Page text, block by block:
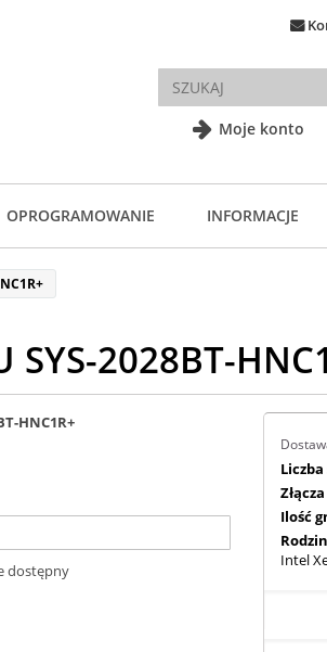
Moje konto
OPROGRAMOWANIE INFORMACJE
2028BT-
HNC1R+
dostępny
Ilość
Intel